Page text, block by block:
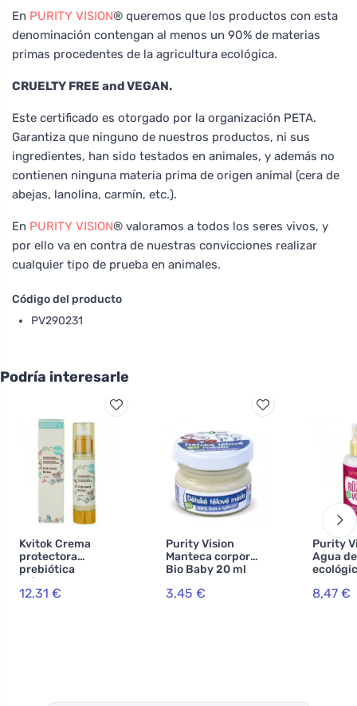
En PURITY VISION® queremos que los productos con esta
denominación contengan al menos un 90% de materias
primas procedentes de la agricultura ecológica.
CRUELTY FREE and VEGAN.
Este certificado es otorgado por la organización PETA.
Garantiza que ninguno de nuestros productos, ni sus
ingredientes, han sido testados en animales, y además no
contienen ninguna materia prima de origen animal (cera de
abejas, lanolina, carmín, etc.).
En PURITY VISION® valoramos a todos los seres vivos, y
por ello va en contra de nuestras convicciones realizar
cualquier tipo de prueba en animales.
Código del producto
PV290231
Podría interesarle
Kvitok Crema
protectora
prebiótica
infantil - cuerpo
entero con
12,31 €
Purity Vision
Manteca corporal
Bio Baby 20 ml
3,45 €
Purity
Agua
8,47 €